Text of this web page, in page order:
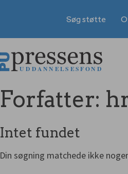
Søg støtte
Forfatter:
Intet fundet
Din søgning matchede ikke